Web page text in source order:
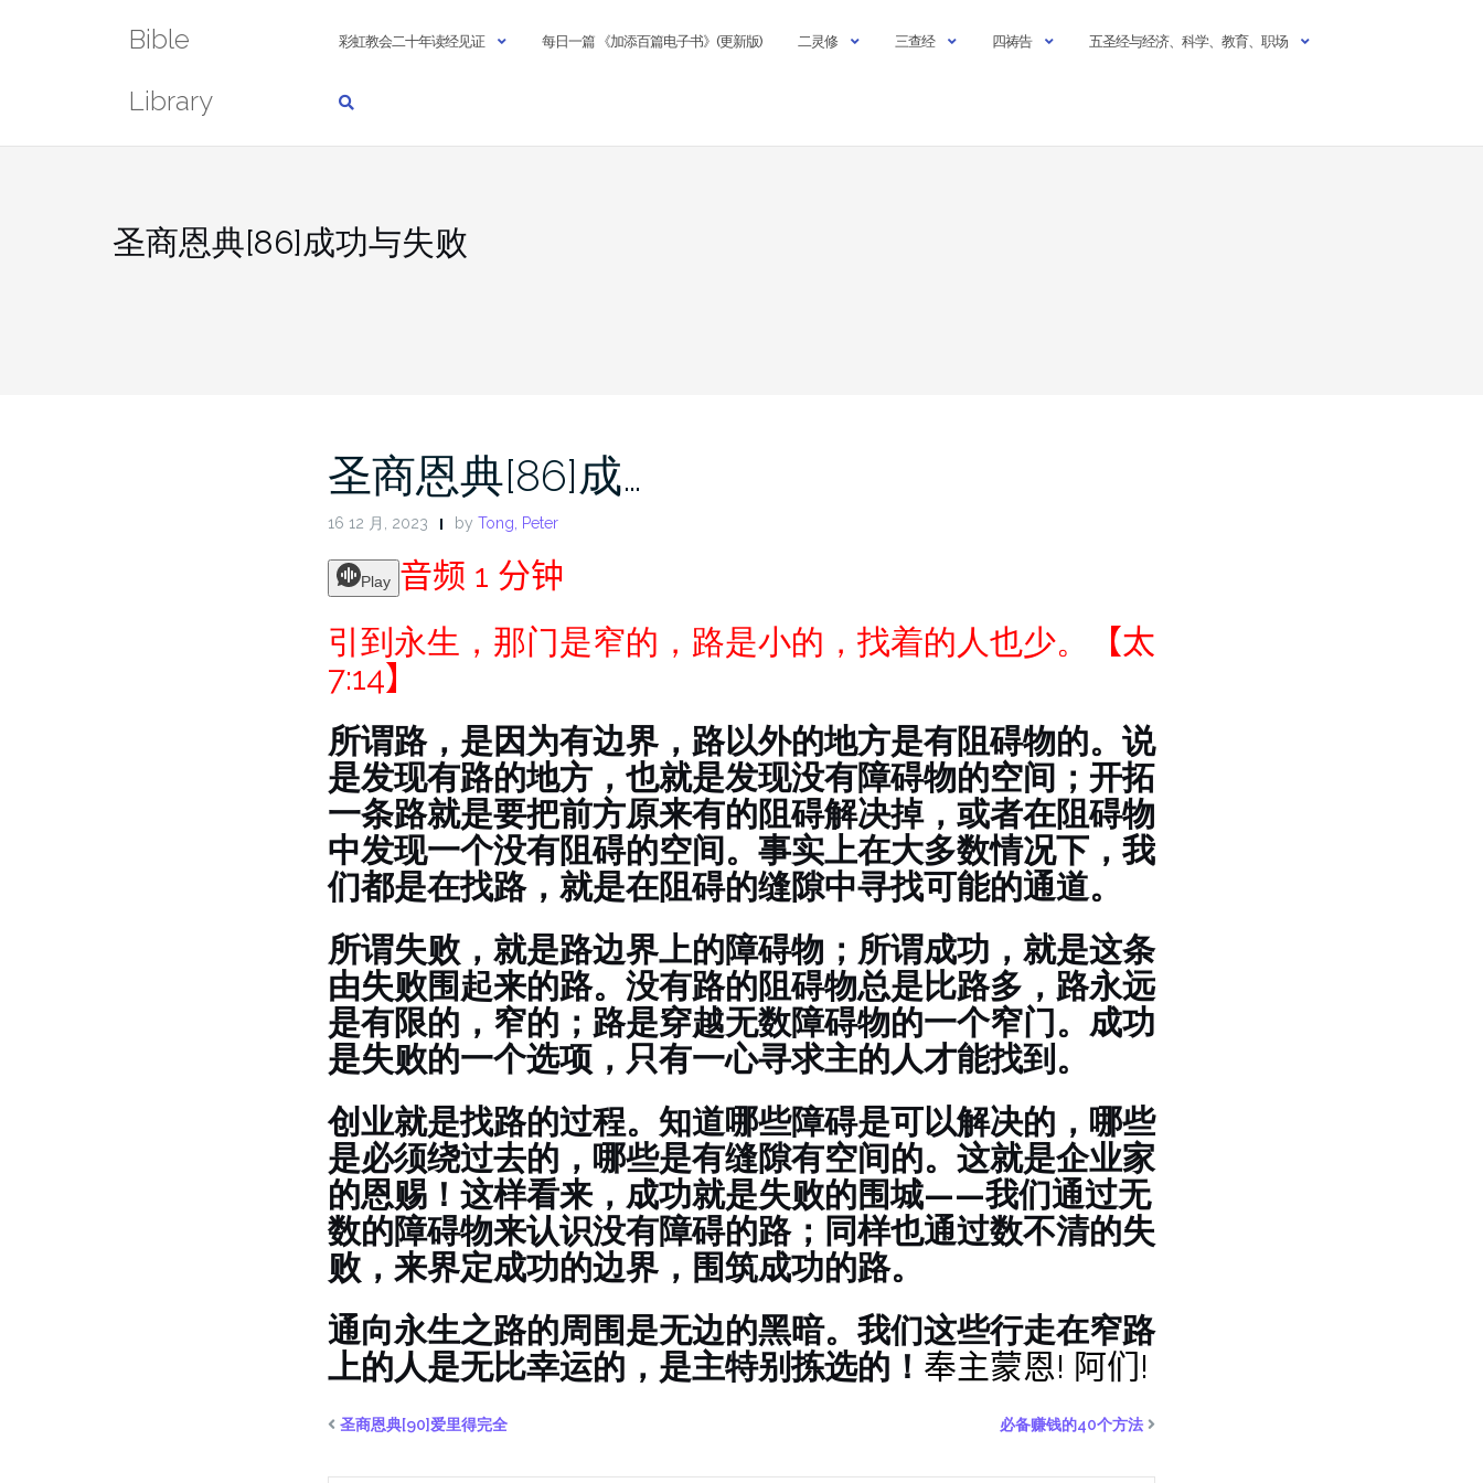
Bible
Library
彩虹教会二十年读经见证 每日一篇 《加添百篇电子书》(更新版) 二灵修 三查经 四祷告 五圣经与经济、科学、教育、职场
圣商恩典[86]成功与失败
圣商恩典[86]成…
16 12 月, 2023 by Tong, Peter
Play 音频 1 分钟
引到永生，那门是窄的，路是小的，找着的人也少。
【太
7:14】
所谓路，是因为有边界，路以外的地方是有阻碍物的。说
是发现有路的地方，也就是发现没有障碍物的空间；开拓
一条路就是要把前方原来有的阻碍解决掉，或者在阻碍物
中发现一个没有阻碍的空间。事实上在大多数情况下，我
们都是在找路，就是在阻碍的缝隙中寻找可能的通道。
所谓失败，就是路边界上的障碍物；所谓成功，就是这条
由失败围起来的路。没有路的阻碍物总是比路多，路永远
是有限的，窄的；路是穿越无数障碍物的一个窄门。成功
是失败的一个选项，只有一心寻求主的人才能找到。
创业就是找路的过程。知道哪些障碍是可以解决的，哪些
是必须绕过去的，哪些是有缝隙有空间的。这就是企业家
的恩赐！这样看来，成功就是失败的围城——我们通过无
数的障碍物来认识没有障碍的路；同样也通过数不清的失
败，来界定成功的边界，围筑成功的路。
通向永生之路的周围是无边的黑暗。我们这些行走在窄路
上的人是无比幸运的，是主特别拣选的！ 奉主蒙恩! 阿们!
圣商恩典[90]爱里得完全 必备赚钱的40个方法